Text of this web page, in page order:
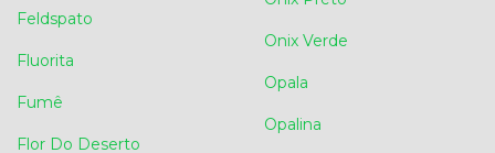
Feldspato
Fluorita
Fumê
Flor Do Deserto
Onix Verde
Opala
Opalina